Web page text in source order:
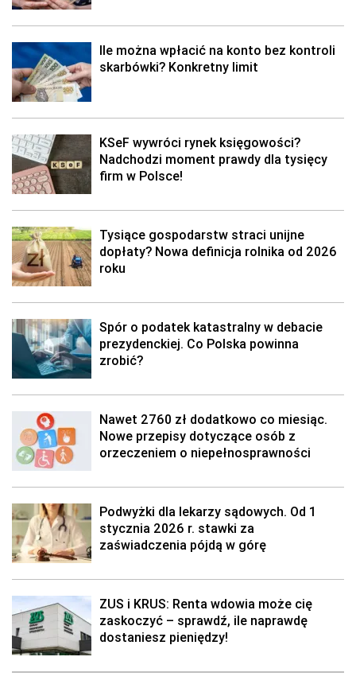
Ile można wpłacić na konto bez kontroli
skarbówki? Konkretny limit
KSeF wywróci rynek księgowości?
Nadchodzi moment prawdy dla tysięcy
firm w Polsce!
Tysiące gospodarstw straci unijne
dopłaty? Nowa definicja rolnika od 2026
roku
Spór o podatek katastralny w debacie
prezydenckiej. Co Polska powinna
zrobić?
Nawet 2760 zł dodatkowo co miesiąc.
Nowe przepisy dotyczące osób z
orzeczeniem o niepełnosprawności
Podwyżki dla lekarzy sądowych. Od 1
stycznia 2026 r. stawki za
zaświadczenia pójdą w górę
ZUS i KRUS: Renta wdowia może cię
zaskoczyć – sprawdź, ile naprawdę
dostaniesz pieniędzy!